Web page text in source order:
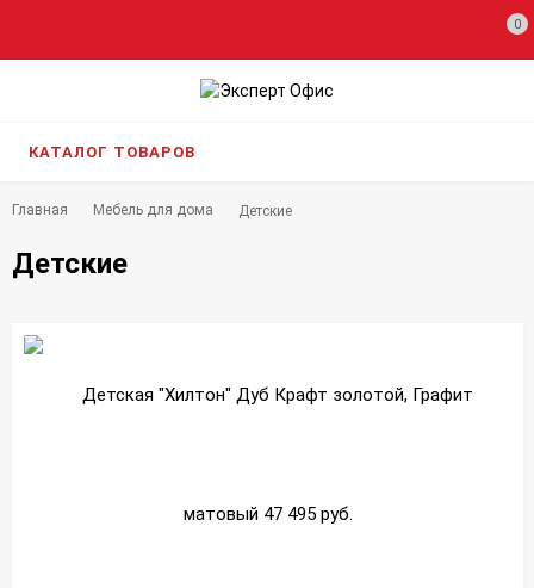
0
КАТАЛОГ ТОВАРОВ
Главная Мебель для дома Детские
Детские